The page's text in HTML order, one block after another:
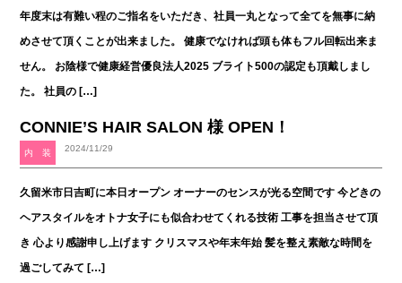
年度末は有難い程のご指名をいただき、社員一丸となって全てを無事に納
めさせて頂くことが出来ました。 健康でなければ頭も体もフル回転出来ま
せん。 お陰様で健康経営優良法人2025 ブライト500の認定も頂戴しまし
た。 社員の […]
CONNIE’S HAIR SALON 様 OPEN！
2024/11/29
内 装
久留米市日吉町に本日オープン オーナーのセンスが光る空間です 今どきの
ヘアスタイルをオトナ女子にも似合わせてくれる技術 工事を担当させて頂
き 心より感謝申し上げます クリスマスや年末年始 髪を整え素敵な時間を
過ごしてみて […]